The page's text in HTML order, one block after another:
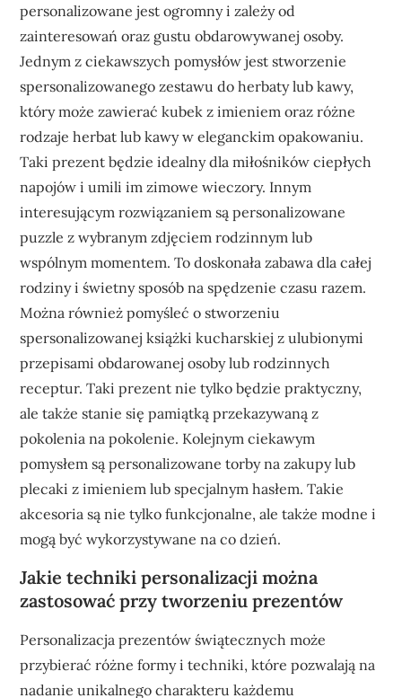
personalizowane jest ogromny i zależy od
zainteresowań oraz gustu obdarowywanej osoby.
Jednym z ciekawszych pomysłów jest stworzenie
spersonalizowanego zestawu do herbaty lub kawy,
który może zawierać kubek z imieniem oraz różne
rodzaje herbat lub kawy w eleganckim opakowaniu.
Taki prezent będzie idealny dla miłośników ciepłych
napojów i umili im zimowe wieczory. Innym
interesującym rozwiązaniem są personalizowane
puzzle z wybranym zdjęciem rodzinnym lub
wspólnym momentem. To doskonała zabawa dla całej
rodziny i świetny sposób na spędzenie czasu razem.
Można również pomyśleć o stworzeniu
spersonalizowanej książki kucharskiej z ulubionymi
przepisami obdarowanej osoby lub rodzinnych
receptur. Taki prezent nie tylko będzie praktyczny,
ale także stanie się pamiątką przekazywaną z
pokolenia na pokolenie. Kolejnym ciekawym
pomysłem są personalizowane torby na zakupy lub
plecaki z imieniem lub specjalnym hasłem. Takie
akcesoria są nie tylko funkcjonalne, ale także modne i
mogą być wykorzystywane na co dzień.
Jakie techniki personalizacji można
zastosować przy tworzeniu prezentów
Personalizacja prezentów świątecznych może
przybierać różne formy i techniki, które pozwalają na
nadanie unikalnego charakteru każdemu